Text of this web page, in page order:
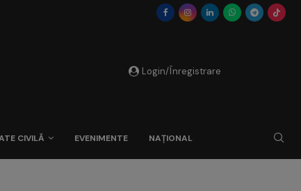
Login/Înregistrare
CIVILĂ EVENIMENTE NAȚIONAL